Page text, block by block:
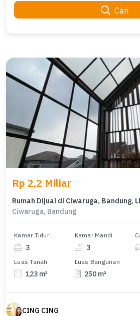
Cari
Rp 2,2 Miliar
Ciwaruga, Bandung
Kamar Tidur
3
Kamar Mandi
3
Luas Tanah
123 m²
Luas Bangunan
250 m²
CING CING